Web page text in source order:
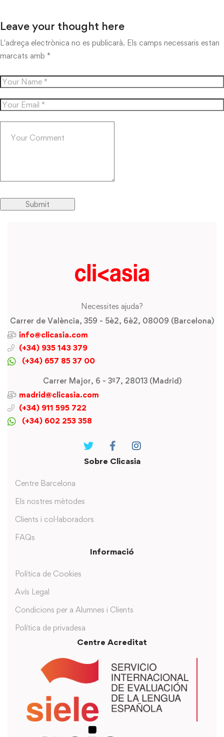
Leave your thought here
L'adreça electrònica no es publicarà. Els camps necessaris estan
marcats amb *
Necessites ajuda?
Carrer de València, 359 - 5è2, 6è2, 08009 (Barcelona)
info@clicasia.com
(+34) 935 143 379
(+34) 657 85 37 00
Carrer Major, 6 - 3º7, 28013 (Madrid)
madrid@clicasia.com
(+34) 911 595 722
(+34) 602 253 358
Sobre Clicasia
Centre Barcelona
Els nostres mètodes
Clients i col·laboradors
FAQs
Informació
Política de Cookies
Avís Legal
Condicions per a Alumnes i Clients
Política de privadesa
Centre Acreditat